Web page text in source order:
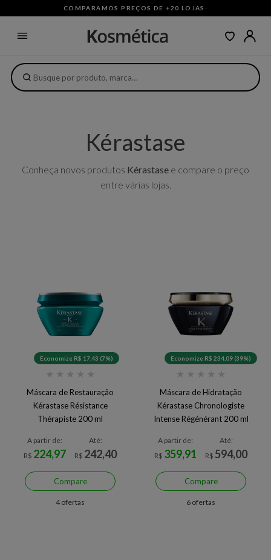
COMPARAMOS PREÇOS DE +20 LOJAS ·
Kérastase
Conheça novos produtos Kérastase e compare o preço
entre várias lojas.
Economize R$ 17,43 (7%)
★ ★ ★ ★ ★
Máscara de Restauração
Kérastase Résistance
Thérapiste 200 ml
A partir de:
R$ 224,97
Até:
R$ 242,40
Compare
4 ofertas
Economize R$ 234,09 (39%)
★ ★ ★ ★ ★
Máscara de Hidratação
Kérastase Chronologiste
Intense Régénérant 200 ml
A partir de:
R$ 359,91
Até:
R$ 594,00
Compare
6 ofertas